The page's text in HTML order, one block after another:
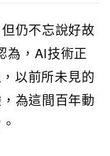
仍不忘說好故
為，AI技術正
以前所未見的
為這間百年動